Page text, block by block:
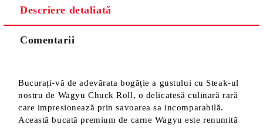
Descriere detaliată
Comentarii
Bucurați-vă de adevărata bogăție a gustului cu Steak-ul
nostru de Wagyu Chuck Roll, o delicatesă culinară rară
care impresionează prin savoarea sa incomparabilă.
Această bucată premium de carne Wagyu este renumită